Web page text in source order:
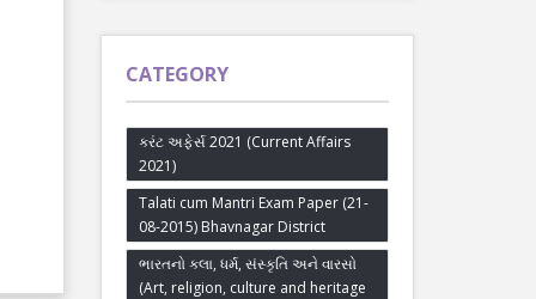
CATEGORY
કરંટ અફેર્સ 2021 (Current Affairs
2021)
Talati cum Mantri Exam Paper (21-
08-2015) Bhavnagar District
ભારતનો કલા, ધર્મ, સંસ્કૃતિ અને વારસો
(Art, religion, culture and heritage